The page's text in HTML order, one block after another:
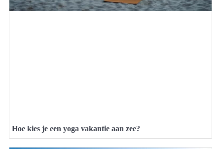
Hoe kies je een yoga vakantie aan zee?